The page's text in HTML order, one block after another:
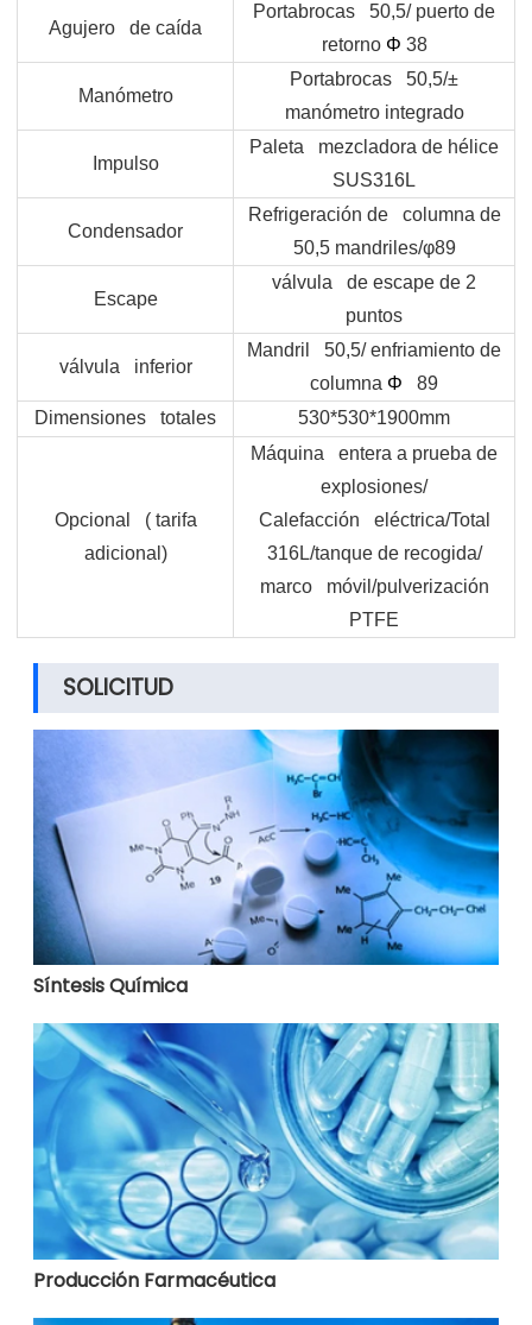
Agujero de caída
Portabrocas 50,5/ puerto de
retorno Φ 38
Manómetro
Portabrocas 50,5/±
manómetro integrado
Impulso
Paleta mezcladora de hélice
SUS316L
Condensador
Refrigeración de columna de
50,5 mandriles/φ89
Escape
válvula de escape de 2
puntos
válvula inferior
Mandril 50,5/ enfriamiento de
columna Φ 89
Dimensiones totales
530*530*1900mm
Opcional ( tarifa
adicional)
Máquina entera a prueba de
explosiones/
Calefacción eléctrica/Total
316L/tanque de recogida/
marco móvil/pulverización
PTFE
SOLICITUD
Síntesis Química
Producción Farmacéutica